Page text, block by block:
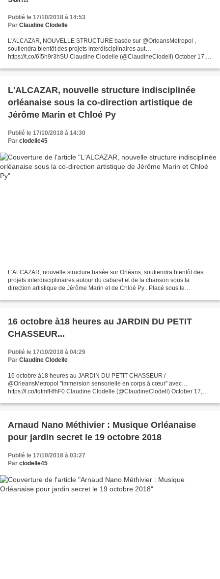
Publié le 17/10/2018 à 14:53
Par Claudine Clodelle
L'ALCAZAR, NOUVELLE STRUCTURE basée sur @OrleansMetropol ,
soutiendra bientôt des projets interdisciplinaires aut…
https://t.co/6I5h9r3hSU Claudine Clodelle (@ClaudineClodell) October 17,
,...
L'ALCAZAR, nouvelle structure indisciplinée
orléanaise sous la co-direction artistique de
Jérôme Marin et Chloé Py
Publié le 17/10/2018 à 14:30
Par clodelle45
L'ALCAZAR, nouvelle structure basée sur Orléans, soutiendra bientôt des
projets interdisciplinaires autour du cabaret et de la chanson sous la
direction artistique de Jérôme Marin et de Chloé Py . Placé sous le
16 octobre à18 heures au JARDIN DU PETIT
CHASSEUR...
Publié le 17/10/2018 à 04:29
Par Claudine Clodelle
16 octobre à18 heures au JARDIN DU PETIT CHASSEUR /
@OrleansMetropol "immersion sensorielle en corps à cœur" avec…
https://t.co/tqtmfHfhF0 Claudine Clodelle (@ClaudineClodell) October 17,
@OrleansMetropol...
Arnaud Nano Méthivier : Musique Orléanaise
pour jardin secret le 19 octobre 2018
Publié le 17/10/2018 à 03:27
Par clodelle45